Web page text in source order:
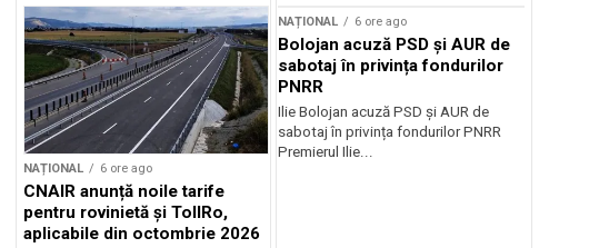
NAȚIONAL 6 ore ago
CNAIR anunță noile tarife
pentru rovinietă și TollRo,
aplicabile din octombrie 2026
NAȚIONAL 6 ore ago
Bolojan acuză PSD și AUR de
sabotaj în privința fondurilor
PNRR
Ilie Bolojan acuză PSD și AUR de
sabotaj în privința fondurilor PNRR
Premierul Ilie...